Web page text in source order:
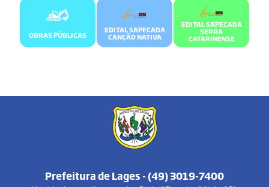
OBRAS PÚBLICAS
EDITAL SAPECADA
CANÇÃO NATIVA
EDITAL SAPECADA
SERRA
CATARINENSE
Prefeitura de Lages - (49) 3019-7400